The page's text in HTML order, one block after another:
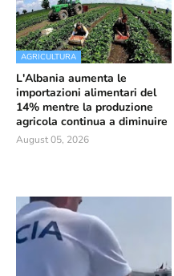
AGRICULTURA
L'Albania aumenta le
importazioni alimentari del
14% mentre la produzione
agricola continua a diminuire
August 05, 2026